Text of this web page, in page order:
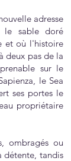
adresse
le sable doré
et où l'histoire
deux pas de la
sur le
le Sea
ses portes le
propriétaire
ombragés ou
détente, tandis